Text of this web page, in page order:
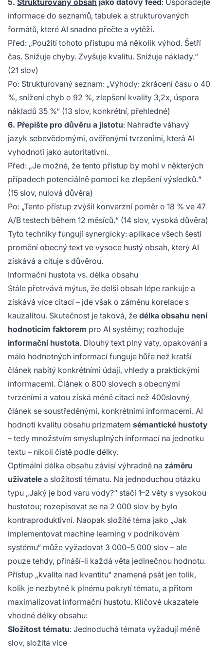
5. Strukturovaný obsah jako datový feed : Uspořádejte
informace do seznamů, tabulek a strukturovaných
formátů, které AI snadno přečte a vytěží.
Před: „Použití tohoto přístupu má několik výhod. Šetří
čas. Snižuje chyby. Zvyšuje kvalitu. Snižuje náklady.“
(21 slov)
Po: Strukturovaný seznam: „Výhody: zkrácení času o 40
%, snížení chyb o 92 %, zlepšení kvality 3,2x, úspora
nákladů 35 %“ (13 slov, konkrétní, přehledné)
6. Přepište pro důvěru a jistotu: Nahraďte váhavý
jazyk sebevědomými, ověřenými tvrzeními, která AI
vyhodnotí jako autoritativní.
Před: „Je možné, že tento přístup by mohl v některých
případech potenciálně pomoci ke zlepšení výsledků.“
(15 slov, nulová důvěra)
Po: „Tento přístup zvýšil konverzní poměr o 18 % ve 47
A/B testech během 12 měsíců.“ (14 slov, vysoká důvěra)
Tyto techniky fungují synergicky: aplikace všech šesti
promění obecný text ve vysoce hustý obsah, který AI
získává a cituje s důvěrou.
Informační hustota vs. délka obsahu
Stále přetrvává mýtus, že delší obsah lépe rankuje a
získává více citací – jde však o záměnu korelace s
kauzalitou. Skutečnost je taková, že délka obsahu není
hodnoticím faktorem pro AI systémy; rozhoduje
informační hustota. Dlouhý text plný vaty, opakování a
málo hodnotných informací funguje hůře než kratší
článek nabitý konkrétními údaji, vhledy a praktickými
informacemi. Článek o 800 slovech s obecnými
tvrzeními a vatou získá méně citací než 400slovný
článek se soustředěnými, konkrétními informacemi. AI
hodnotí kvalitu obsahu prizmatem sémantické hustoty
– tedy množstvím smysluplných informací na jednotku
textu – nikoli čistě podle délky.
Optimální délka obsahu závisí výhradně na záměru
uživatele a složitosti tématu. Na jednoduchou otázku
typu „Jaký je bod varu vody?“ stačí 1–2 věty s vysokou
hustotou; rozepisovat se na 2 000 slov by bylo
kontraproduktivní. Naopak složité téma jako „Jak
implementovat machine learning v podnikovém
systému“ může vyžadovat 3 000–5 000 slov – ale
pouze tehdy, přináší-li každá věta jedinečnou hodnotu.
Přístup „kvalita nad kvantitu“ znamená psát jen tolik,
kolik je nezbytné k plnému pokrytí tématu, a přitom
maximalizovat informační hustotu. Klíčové ukazatele
vhodné délky obsahu:
Složitost tématu: Jednoduchá témata vyžadují méně
slov, složitá více